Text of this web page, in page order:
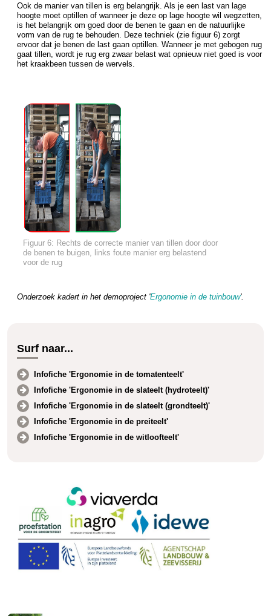
Ook de manier van tillen is erg belangrijk. Als je een last van lage
hoogte moet optillen of wanneer je deze op lage hoogte wil wegzetten,
is het belangrijk om goed door de benen te gaan en de natuurlijke
vorm van de rug te behouden. Deze techniek (zie figuur 6) zorgt
ervoor dat je benen de last gaan optillen. Wanneer je met gebogen rug
gaat tillen, wordt je rug erg zwaar belast wat opnieuw niet goed is voor
het kraakbeen tussen de wervels.
Figuur 6: Rechts de correcte manier van tillen door door
de benen te buigen, links foute manier erg belastend
voor de rug
Onderzoek kadert in het demoproject 'Ergonomie in de tuinbouw'.
Surf naar...
Infofiche 'Ergonomie in de tomatenteelt'
Infofiche 'Ergonomie in de slateelt (hydroteelt)'
Infofiche 'Ergonomie in de slateelt (grondteelt)'
Infofiche 'Ergonomie in de preiteelt'
Infofiche 'Ergonomie in de witloofteelt'